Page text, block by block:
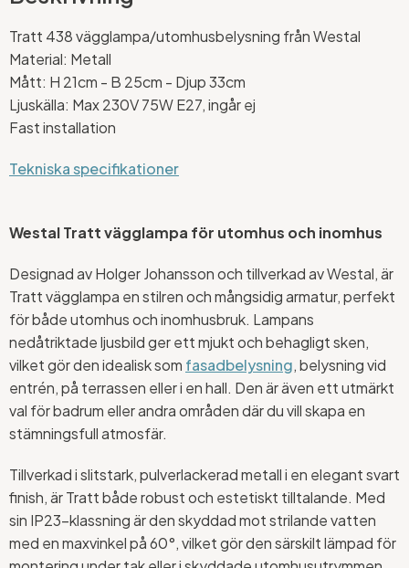
Tratt 438 vägglampa/utomhusbelysning från Westal
Material: Metall
Mått: H 21cm - B 25cm - Djup 33cm
Ljuskälla: Max 230V 75W E27, ingår ej
Fast installation
Tekniska specifikationer
Westal Tratt vägglampa för utomhus och inomhus
Designad av Holger Johansson och tillverkad av Westal, är
Tratt vägglampa en stilren och mångsidig armatur, perfekt
för både utomhus och inomhusbruk. Lampans
nedåtriktade ljusbild ger ett mjukt och behagligt sken,
vilket gör den idealisk som fasadbelysning, belysning vid
entrén, på terrassen eller i en hall. Den är även ett utmärkt
val för badrum eller andra områden där du vill skapa en
stämningsfull atmosfär.
Tillverkad i slitstark, pulverlackerad metall i en elegant svart
finish, är Tratt både robust och estetiskt tilltalande. Med
sin IP23-klassning är den skyddad motstrilande vatten
med en maxvinkel på 60°, vilket gör den särskilt lämpad för